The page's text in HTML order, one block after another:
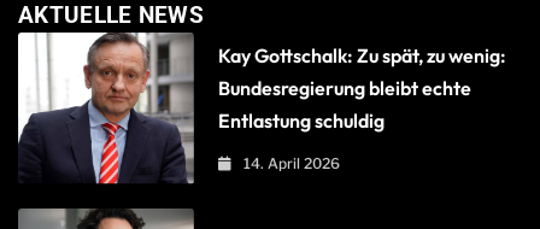
AKTUELLE NEWS
Kay Gottschalk: Zu spät, zu wenig:
Bundesregierung bleibt echte
Entlastung schuldig
14. April 2026